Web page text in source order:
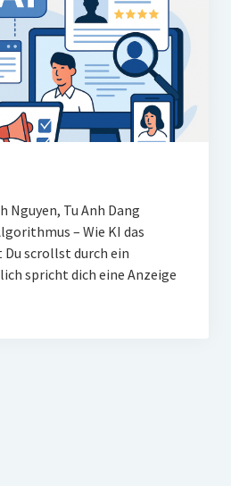
Nguyen, Tu Anh Dang
– Wie KI das
scrollst durch ein
spricht dich eine Anzeige